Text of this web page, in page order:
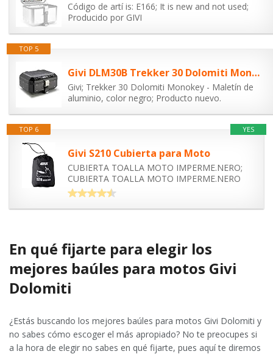
Código de artí is: E166; It is new and not used;
Producido por GIVI
TOP 5
Givi DLM30B Trekker 30 Dolomiti Monokey - Maleta de Aluminio, Color Negro, 40
Givi; Trekker 30 Dolomiti Monokey - Maletín de
aluminio, color negro; Producto nuevo.
YES
TOP 6
Givi S210 Cubierta para Moto
CUBIERTA TOALLA MOTO IMPERME.NERO;
CUBIERTA TOALLA MOTO IMPERME.NERO
En qué fijarte para elegir los
mejores baúles para motos Givi
Dolomiti
¿Estás buscando los mejores baúles para motos Givi Dolomiti y
no sabes cómo escoger el más apropiado? No te preocupes si
a la hora de elegir no sabes en qué fijarte, pues aquí te diremos